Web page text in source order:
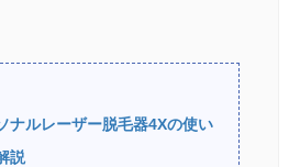
ナルレーザー脱毛器4Xの使い
説